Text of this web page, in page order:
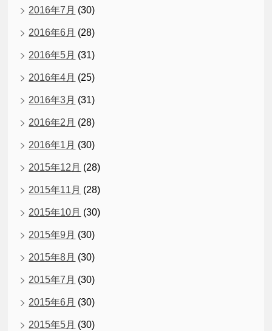
2016年7月 (30)
2016年6月 (28)
2016年5月 (31)
2016年4月 (25)
2016年3月 (31)
2016年2月 (28)
2016年1月 (30)
2015年12月 (28)
2015年11月 (28)
2015年10月 (30)
2015年9月 (30)
2015年8月 (30)
2015年7月 (30)
2015年6月 (30)
2015年5月 (30)